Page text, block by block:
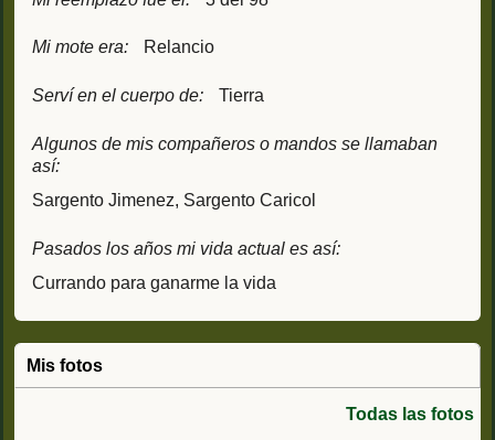
Mi mote era: Relancio
Serví en el cuerpo de: Tierra
Algunos de mis compañeros o mandos se llamaban
así:
Sargento Jimenez, Sargento Caricol
Pasados los años mi vida actual es así:
Currando para ganarme la vida
Mis fotos
Todas las fotos